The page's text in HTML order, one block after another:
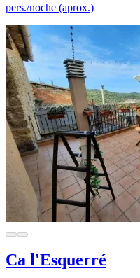
pers./noche (aprox.)
Ca l'Esquerré